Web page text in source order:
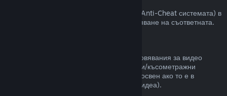
Ако сте получили забрана от VAC (Valve Anti-Cheat системата) в
някоя игра, губите правото за възстановяване на съответната.
Неспособни сме да предлагаме възстановявания за видео
съдържание в Steam (пр. пълнометражни/късометражни
филми, сериали, епизоди и упътвания), освен ако то е в
комплект с други продукти (които не са видеа).